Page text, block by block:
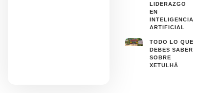
LIDERAZGO
EN
INTELIGENCIA
ARTIFICIAL
TODO LO QUE
DEBES SABER
SOBRE
XETULHÁ